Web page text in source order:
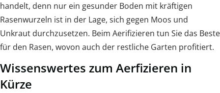
handelt, denn nur ein gesunder Boden mit kräftigen
Rasenwurzeln ist in der Lage, sich gegen Moos und
Unkraut durchzusetzen. Beim Aerifizieren tun Sie das Beste
für den Rasen, wovon auch der restliche Garten profitiert.
Wissenswertes zum Aerfizieren in
Kürze